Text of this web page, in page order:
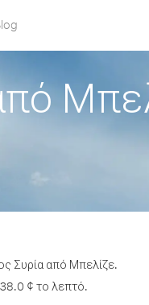
Συρία από Μπελίζε.
¢ το λεπτό.